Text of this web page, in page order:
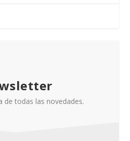
de todas las novedades.